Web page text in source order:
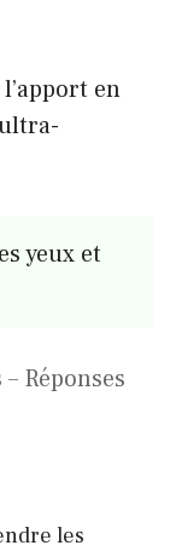
en
yeux et
Réponses
les